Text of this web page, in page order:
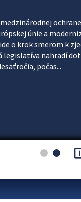
únie a
o krok smerom k
legislatíva nahradí
počas...